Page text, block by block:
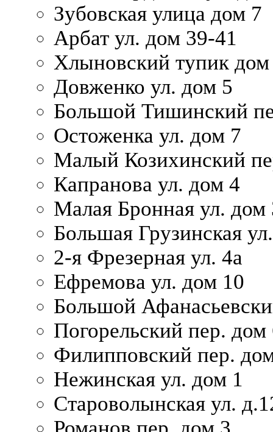
Зубовская улица дом 7
Арбат ул. дом 39-41
Хлыновский тупик
Довженко ул. дом 5
Большой Тишинский
Остоженка ул. дом 7
Малый Козихинский
Капранова ул. дом 4
Малая Бронная ул. дом
Большая Грузинская
2-я Фрезерная ул. 4а
Ефремова ул. дом 10
Большой
Погорельский пер. дом
Филипповский пер.
Нежинская ул. дом 1
Староволынская ул.